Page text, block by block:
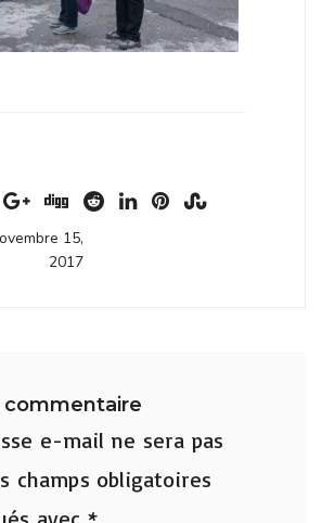
15,
2017
commentaire
e-mail ne sera pas
champs obligatoires